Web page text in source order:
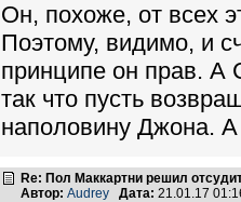
Он, похоже, от всех
Поэтому, видимо, и
принципе он прав. А
так что пусть
наполовину Джона.
Re: Пол Маккартни решил
Автор: Audrey Дата: 21.01.17